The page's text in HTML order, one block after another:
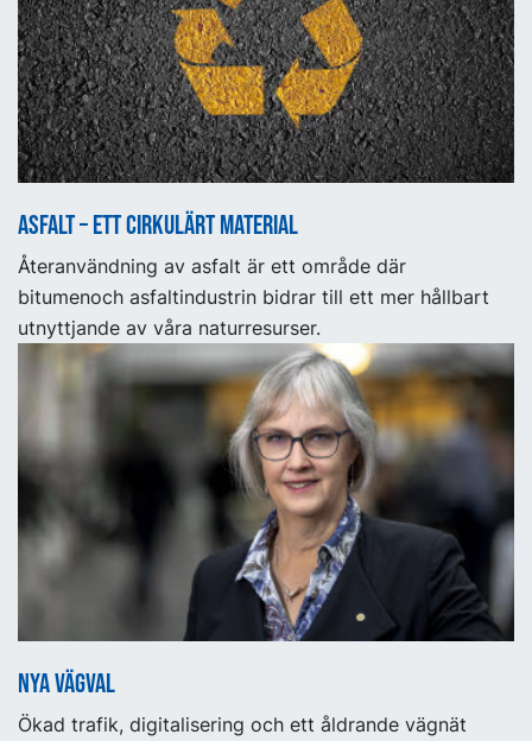
Asfalt – ett cirkulärt material
Återanvändning av asfalt är ett område där
bitumenoch asfaltindustrin bidrar till ett mer hållbart
utnyttjande av våra naturresurser.
Nya vägval
Ökad trafik, digitalisering och ett åldrande vägnät